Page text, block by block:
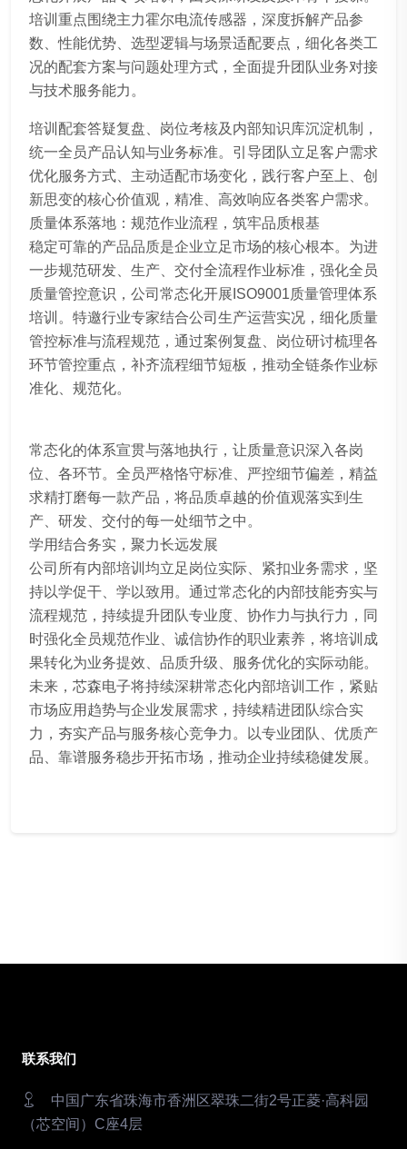
培训重点围绕主力霍尔电流传感器，深度拆解产品参
数、性能优势、选型逻辑与场景适配要点，细化各类工
况的配套方案与问题处理方式，全面提升团队业务对接
与技术服务能力。
培训配套答疑复盘、岗位考核及内部知识库沉淀机制，
统一全员产品认知与业务标准。引导团队立足客户需求
优化服务方式、主动适配市场变化，践行客户至上、创
新思变的核心价值观，精准、高效响应各类客户需求。
质量体系落地：规范作业流程，筑牢品质根基
稳定可靠的产品品质是企业立足市场的核心根本。为进
一步规范研发、生产、交付全流程作业标准，强化全员
质量管控意识，公司常态化开展ISO9001质量管理体系
培训。特邀行业专家结合公司生产运营实况，细化质量
管控标准与流程规范，通过案例复盘、岗位研讨梳理各
环节管控重点，补齐流程细节短板，推动全链条作业标
准化、规范化。
常态化的体系宣贯与落地执行，让质量意识深入各岗
位、各环节。全员严格恪守标准、严控细节偏差，精益
求精打磨每一款产品，将品质卓越的价值观落实到生
产、研发、交付的每一处细节之中。
学用结合务实，聚力长远发展
公司所有内部培训均立足岗位实际、紧扣业务需求，坚
持以学促干、学以致用。通过常态化的内部技能夯实与
流程规范，持续提升团队专业度、协作力与执行力，同
时强化全员规范作业、诚信协作的职业素养，将培训成
果转化为业务提效、品质升级、服务优化的实际动能。
未来，芯森电子将持续深耕常态化内部培训工作，紧贴
市场应用趋势与企业发展需求，持续精进团队综合实
力，夯实产品与服务核心竞争力。以专业团队、优质产
品、靠谱服务稳步开拓市场，推动企业持续稳健发展。
联系我们
中国广东省珠海市香洲区翠珠二街2号正菱·高科园
（芯空间）C座4层